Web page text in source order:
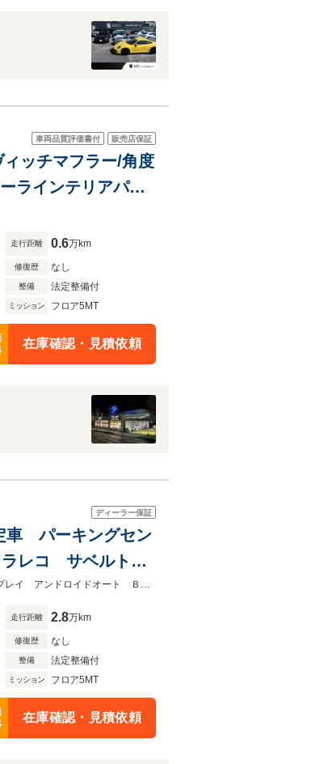
車両品質評価書付 販売店保証
ッチマフラー/角度
ラインテリアパネ
走行距離 0.6万km
修復歴 なし
整備 法定整備付
ミッション フロア5MT
在庫確認・見積依頼
ディーラー保証
車 パーキングセン
レコ サベルトシ
17インチAW アディーラー車・認定中古車・MT車・カーボンシフトノブ・アルミボンネットアップルカープレイ アンドロイドオート Ｂｌｕｅｔｏｏｔｈ ＵＳＢ アクラポビッチマフラ ブレンボ
走行距離 2.8万km
修復歴 なし
整備 法定整備付
ミッション フロア5MT
在庫確認・見積依頼